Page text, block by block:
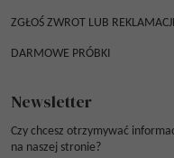
ZGŁOŚ ZWROT LUB
DARMOWE PRÓBKI
Newsletter
Czy chcesz otrzymywać
na naszej stronie?